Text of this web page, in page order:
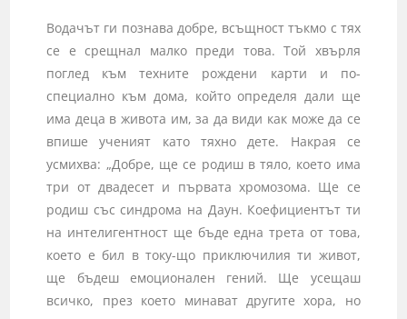
Водачът ги познава добре, всъщност тъкмо с тях
се е срещнал малко преди това. Той хвърля
поглед към техните рождени карти и по-
специално към дома, който определя дали ще
има деца в живота им, за да види как може да се
впише ученият като тяхно дете. Накрая се
усмихва: „Добре, ще се родиш в тяло, което има
три от двадесет и първата хромозома. Ще се
родиш със синдрома на Даун. Коефициен­тът ти
на интелигентност ще бъде една трета от това,
което е бил в току-що приключилия ти живот,
ще бъдеш емоционален гений. Ще усещаш
всичко, през което минават другите хора, но